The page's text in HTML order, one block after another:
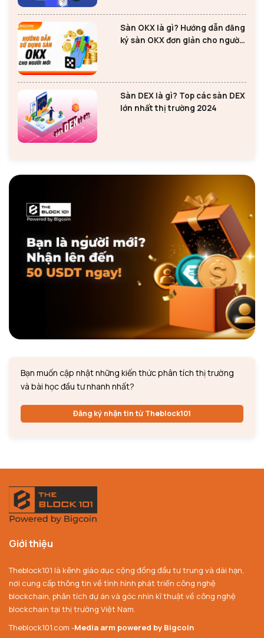
Sàn OKX là gì? Hướng dẫn đăng
ký sàn OKX đơn giản cho người
Sàn DEX là gì? Top các sàn DEX
lớn nhất thị trường 2024
Bạn muốn cập nhật những kiến thức phân tích thị trường
và bài học đầu tư nhanh nhất?
Đăng ký nhận tin từ Theblock101
Giới thiệu
Theblock101 là kênh giáo dục cộng đồng đầu tư trung và dài hạn,
nơi cung cấp thông tin về tình hình phát triển công nghệ
blockchain, phân tích dự án và góc nhìn kĩ thuật về công nghệ
blockchain tại thị trường Việt Nam.
Theblock101.com -Media arm powered by Bigcoin